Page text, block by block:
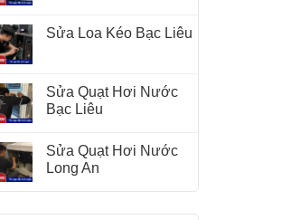
Sửa Loa Kéo Bạc Liêu
Sửa Quạt Hơi Nước
Bạc Liêu
Sửa Quạt Hơi Nước
Long An